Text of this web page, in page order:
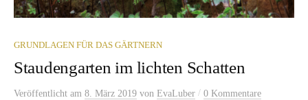
GRUNDLAGEN FÜR DAS GÄRTNERN
Staudengarten im lichten Schatten
Veröffentlicht am 8. März 2019 von EvaLuber / 0 Kommentare